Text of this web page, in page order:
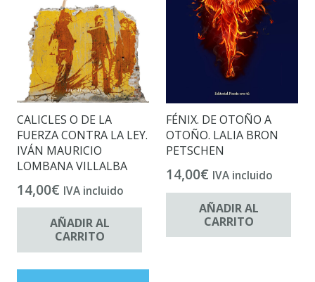
CALICLES O DE LA
FUERZA CONTRA LA LEY.
IVÁN MAURICIO
LOMBANA VILLALBA
14,00€ IVA incluido
AÑADIR AL
CARRITO
FÉNIX. DE OTOÑO A
OTOÑO. LALIA BRON
PETSCHEN
14,00€ IVA incluido
AÑADIR AL
CARRITO